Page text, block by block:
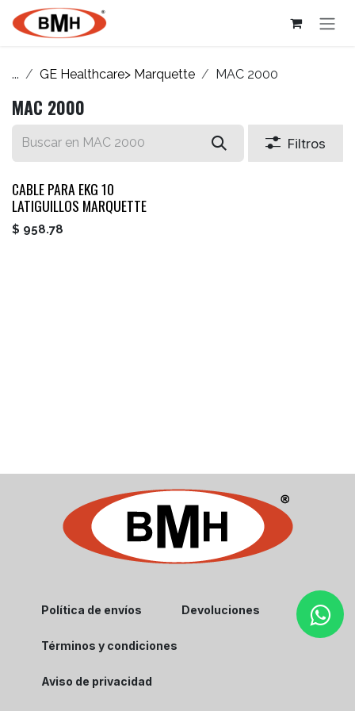
Ir al contenido
... GE Healthcare> Marquette MAC 2000
MAC 2000
Filtros
CABLE PARA EKG 10
LATIGUILLOS MARQUETTE
$ 958.78
Política de envíos Devoluciones
Términos y condiciones
Aviso de privacidad